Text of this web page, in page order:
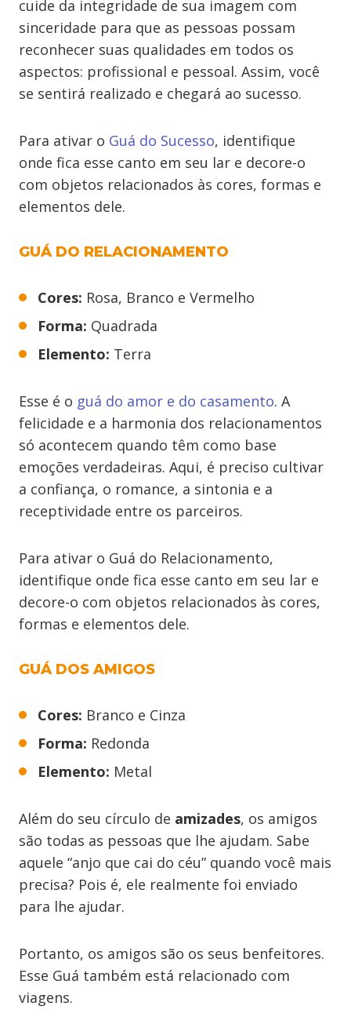
cuide da integridade de sua imagem com
sinceridade para que as pessoas possam
reconhecer suas qualidades em todos os
aspectos: profissional e pessoal. Assim, você
se sentirá realizado e chegará ao sucesso.
Para ativar o Guá do Sucesso, identifique
onde fica esse canto em seu lar e decore-o
com objetos relacionados às cores, formas e
elementos dele.
GUÁ DO RELACIONAMENTO
Cores: Rosa, Branco e Vermelho
Forma: Quadrada
Elemento: Terra
Esse é o guá do amor e do casamento. A
felicidade e a harmonia dos relacionamentos
só acontecem quando têm como base
emoções verdadeiras. Aqui, é preciso cultivar
a confiança, o romance, a sintonia e a
receptividade entre os parceiros.
Para ativar o Guá do Relacionamento,
identifique onde fica esse canto em seu lar e
decore-o com objetos relacionados às cores,
formas e elementos dele.
GUÁ DOS AMIGOS
Cores: Branco e Cinza
Forma: Redonda
Elemento: Metal
Além do seu círculo de amizades, os amigos
são todas as pessoas que lhe ajudam. Sabe
aquele “anjo que cai do céu” quando você mais
precisa? Pois é, ele realmente foi enviado
para lhe ajudar.
Portanto, os amigos são os seus benfeitores.
Esse Guá também está relacionado com
viagens.